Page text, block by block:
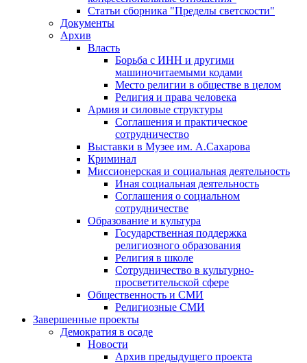
Статьи сборника "Пределы светскости"
Документы
Архив
Власть
Борьба с ИНН и другими
машиночитаемыми кодами
Место религии в обществе в целом
Религия и права человека
Армия и силовые структуры
Соглашения и практическое
сотрудничество
Выставки в Музее им. А.Сахарова
Криминал
Миссионерская и социальная деятельность
Иная социальная деятельность
Соглашения о социальном
сотрудничестве
Образование и культура
Государственная поддержка
религиозного образования
Религия в школе
Сотрудничество в культурно-
просветительской сфере
Общественность и СМИ
Религиозные СМИ
Завершенные проекты
Демократия в осаде
Новости
Архив предыдущего проекта